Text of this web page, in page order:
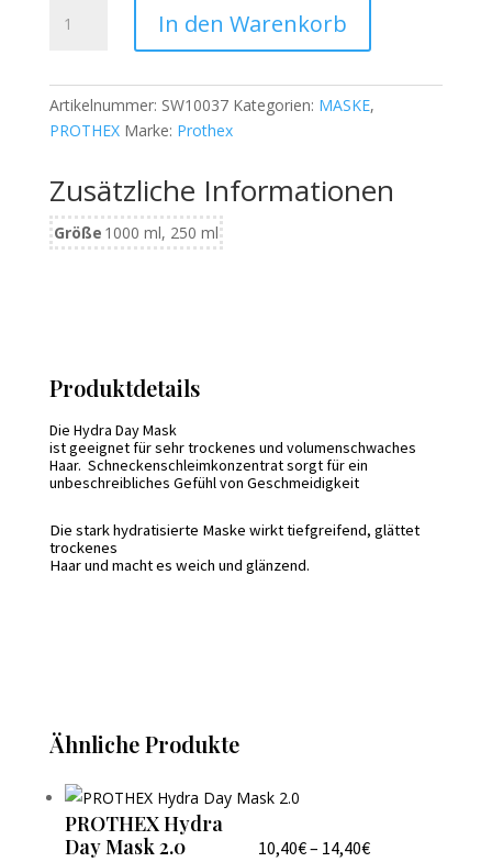
Hydra
Mask
Menge
In den Warenkorb
Artikelnummer: SW10037 Kategorien: MASKE,
PROTHEX Marke: Prothex
Zusätzliche Informationen
Größe 1000 ml, 250 ml
Produktdetails
Die Hydra Day Mask
ist geeignet für sehr trockenes und volumenschwaches
Haar. Schneckenschleimkonzentrat sorgt für ein
unbeschreibliches Gefühl von Geschmeidigkeit
Die stark hydratisierte Maske wirkt tiefgreifend, glättet
trockenes
Haar und macht es weich und glänzend.
Ähnliche Produkte
PROTHEX Hydra
Day Mask 2.0
10,40€– 14,40€